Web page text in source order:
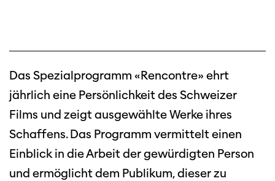
Das Spezialprogramm «Rencontre» ehrt
jährlich eine Persönlichkeit des Schweizer
Films und zeigt ausgewählte Werke ihres
Schaffens. Das Programm vermittelt einen
Einblick in die Arbeit der gewürdigten Person
und ermöglicht dem Publikum, dieser zu